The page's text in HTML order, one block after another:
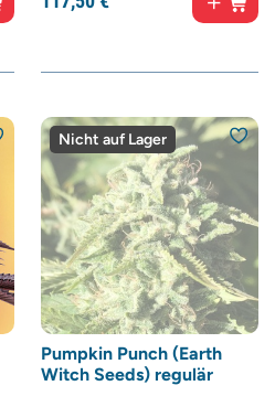
Nicht auf Lager
Pumpkin Punch (Earth
Witch Seeds) regulär